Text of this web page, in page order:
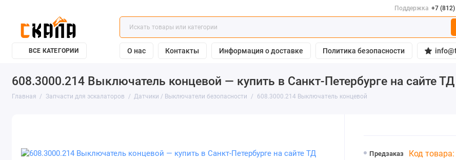
Поддержка +7
ВСЕ КАТЕГОРИИ О нас Контакты Информация о доставке Политика безопасности
608.3000.214 Выключатель концевой — купить в Санкт-Петербурге на сайте
Главная Запчасти для эскалаторов Датчики / Выключатели безопасности 608.3000.214 Выключатель концевой
Предзаказ Код